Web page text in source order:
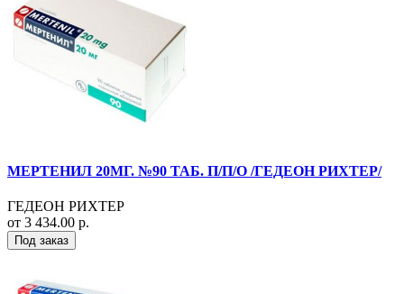
МЕРТЕНИЛ 20МГ. №90 ТАБ. П/П/О /ГЕДЕОН РИХТЕР/
ГЕДЕОН РИХТЕР
от 3 434.00 р.
Под заказ